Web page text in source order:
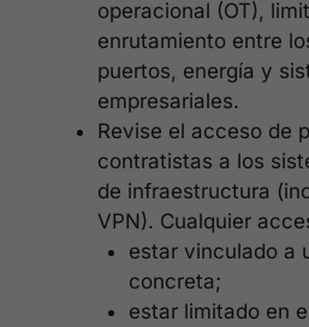
operacional (OT),
enrutamiento entre
puertos, energía y
empresariales.
Revise el acceso de
contratistas a los
de infraestructura
VPN). Cualquier
estar vinculado a
concreta;
estar limitado en